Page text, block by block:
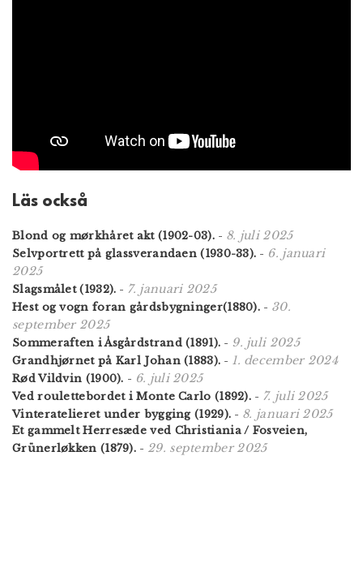
Läs också
Blond og mørkhåret akt (1902-03).- 8. juli 2025
Selvportrett på glassverandaen (1930-33). - 6. januari
2025
Slagsmålet (1932). - 7. januari 2025
Hest og vogn foran gårdsbygninger(1880). - 30.
september 2025
Sommeraften i Åsgårdstrand (1891). - 9. juli 2025
Grandhjørnet på Karl Johan (1883). - 1. december 2024
Rød Vildvin (1900). - 6. juli 2025
Ved roulettebordet i Monte Carlo (1892). - 7. juli 2025
Vinteratelieret under bygging (1929). - 8. januari 2025
Et gammelt Herresæde ved Christiania / Fosveien,
Grünerløkken (1879). - 29. september 2025